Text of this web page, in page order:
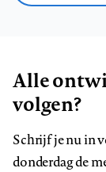
Alle
volgen?
Schrijf je nu in
donderdag de